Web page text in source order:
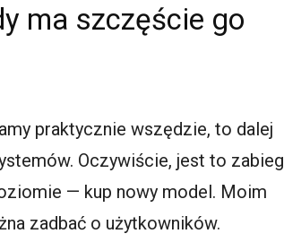
ma szczęście go
praktycznie wszędzie, to dalej
Oczywiście, jest to zabieg
— kup nowy model. Moim
zadbać o użytkowników.